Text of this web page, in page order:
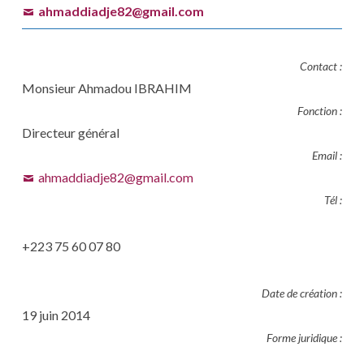
ahmaddiadje82@gmail.com
Contact :
Monsieur Ahmadou IBRAHIM
Fonction :
Directeur général
Email :
ahmaddiadje82@gmail.com
Tél :
+223 75 60 07 80
Date de création :
19 juin 2014
Forme juridique :